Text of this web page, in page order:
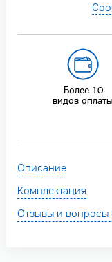
Более 10
видов оплаты
Описание
Комплектация
Отзывы и вопросы